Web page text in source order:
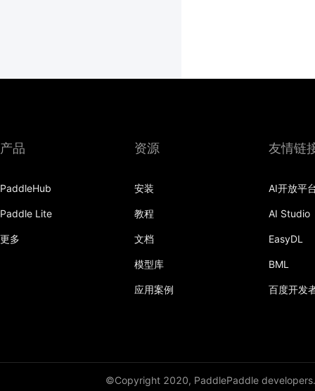
产品
PaddleHub
Paddle Lite
更多
资源
安装
教程
文档
模型库
应用案例
友情链
AI开放平
AI Studio
EasyDL
BML
百度开发
©Copyright 2020, PaddlePaddle developers.